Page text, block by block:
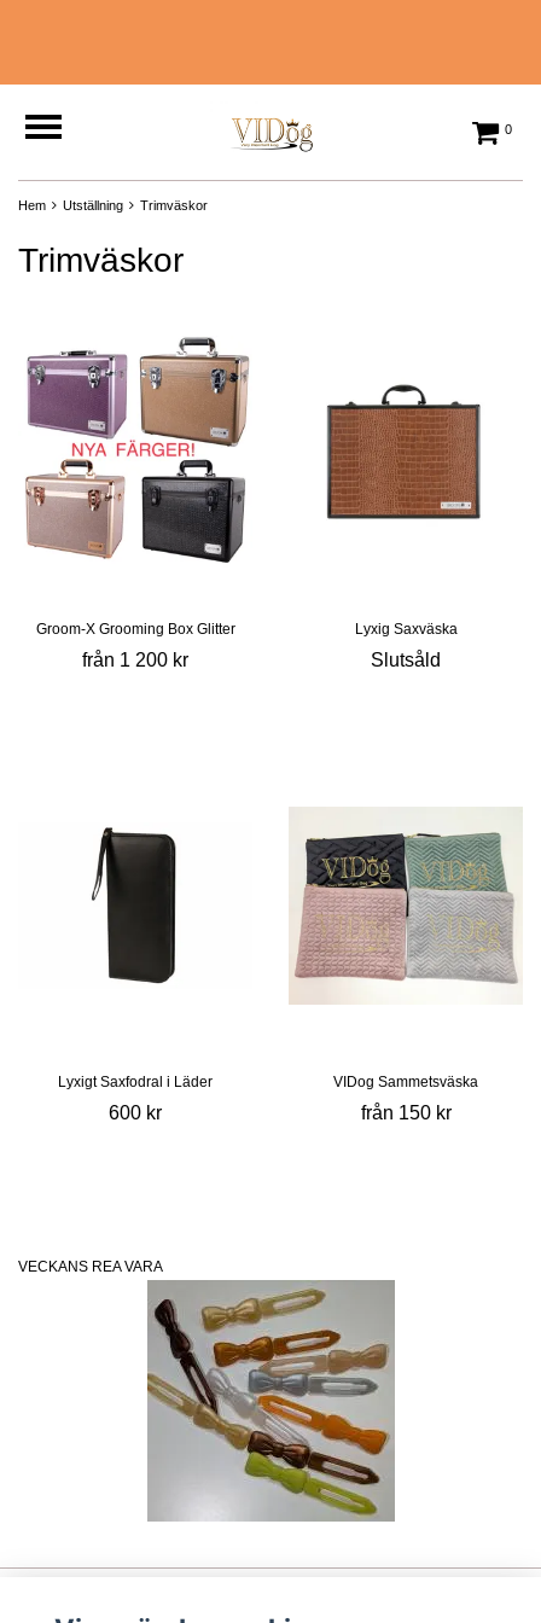
0
Hem Utställning Trimväskor
Trimväskor
Groom-X Grooming Box Glitter
från 1 200 kr
Lyxig Saxväska
Slutsåld
Lyxigt Saxfodral i Läder
600 kr
VIDog Sammetsväska
från 150 kr
VECKANS REA VARA